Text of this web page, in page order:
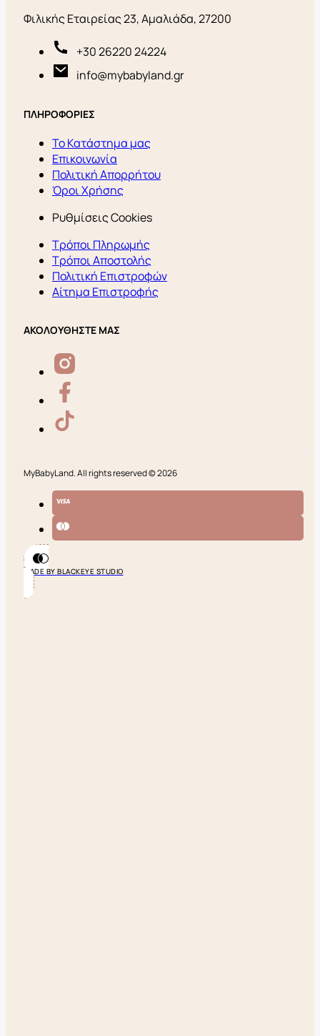
Φιλικής Εταιρείας 23, Αμαλιάδα, 27200
+30 26220 24224
info@mybabyland.gr
ΠΛΗΡΟΦΟΡΙΕΣ
Το Κατάστημα μας
Επικοινωνία
Πολιτική Απορρήτου
Όροι Χρήσης
Ρυθμίσεις Cookies
Τρόποι Πληρωμής
Τρόποι Αποστολής
Πολιτική Επιστροφών
Αίτημα Επιστροφής
ΑΚΟΛΟΥΘΗΣΤΕ ΜΑΣ
MyBabyLand. All rights reserved © 2026
MADE BY BLACKEYE STUDIO